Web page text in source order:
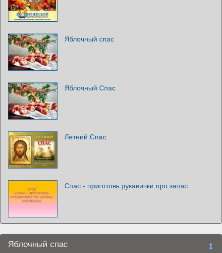
Яблочный спас
Яблочный Спас
Летний Спас
Спас - приготовь рукавички про запас
Яблочный спас